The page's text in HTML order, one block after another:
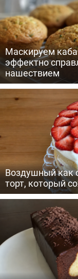
Маскируем
эффектно
нашествием
Воздушный как
торт, который